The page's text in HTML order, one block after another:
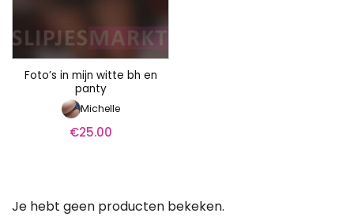
Foto’s in mijn witte bh en
panty
Michelle
€25.00
Je hebt geen producten bekeken.